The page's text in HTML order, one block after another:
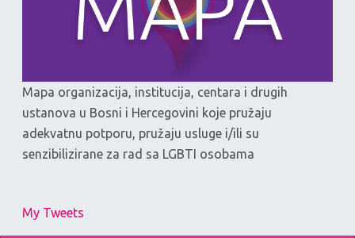
Mapa organizacija, institucija, centara i drugih
ustanova u Bosni i Hercegovini koje pružaju
adekvatnu potporu, pružaju usluge i/ili su
senzibilizirane za rad sa LGBTI osobama
My Tweets